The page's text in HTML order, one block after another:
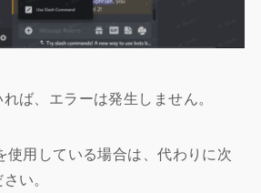
ば、エラーは発生しません。
使用している場合は、代わりに次
い。